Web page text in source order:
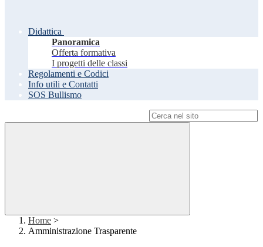
Didattica
Panoramica
Offerta formativa
I progetti delle classi
Regolamenti e Codici
Info utili e Contatti
SOS Bullismo
Home >
Amministrazione Trasparente